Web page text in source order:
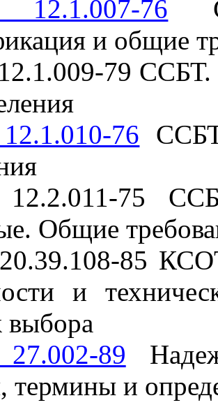
76
и общие
79 ССБТ.
76
75
Общие
85
и
выбора
89
термины и